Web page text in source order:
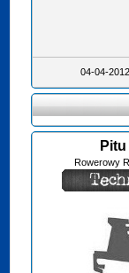
04-04-
Pitu
Rowerowy